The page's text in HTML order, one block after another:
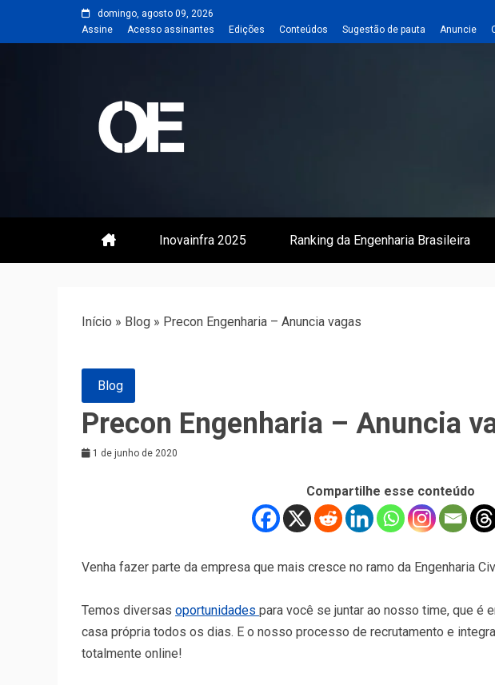
domingo, agosto 09, 2026
Assine
Acesso assinantes Edições Conteúdos Sugestão de pauta Anuncie
Revista | O
Inovainfra 2025 Ranking da Engenharia Brasileira
Início » Blog » Precon Engenharia – Anuncia vagas
Blog
Precon Engenharia – Anuncia
1 de junho de 2020
Compartilhe esse conteúdo
Venha fazer parte da empresa que mais cresce no ramo da Engenharia
Temos diversas oportunidades para você se juntar ao nosso time, que é
casa própria todos os dias. E o nosso processo de recrutamento e
totalmente online!​